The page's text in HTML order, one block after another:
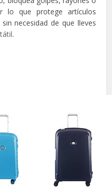
lo que protege artículos
necesidad de que lleves
.